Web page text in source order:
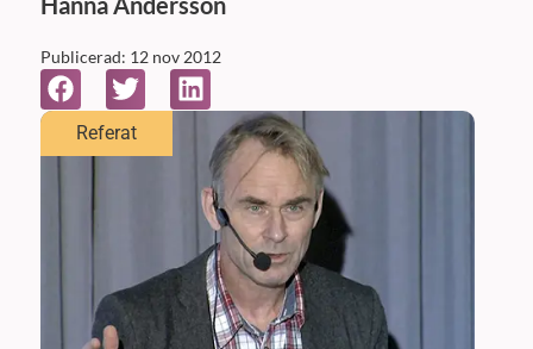
Publicerad: 12 nov 2012
Referat